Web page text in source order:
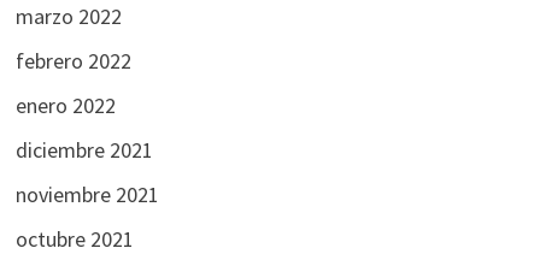
marzo 2022
febrero 2022
enero 2022
diciembre 2021
noviembre 2021
octubre 2021